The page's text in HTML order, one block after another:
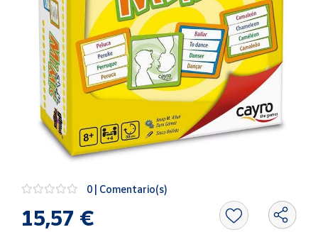
populares
Bono
Cultural
Nuestros
vendedores
novedades
de Correos
Market
0 | Comentario(s)
15,57 €